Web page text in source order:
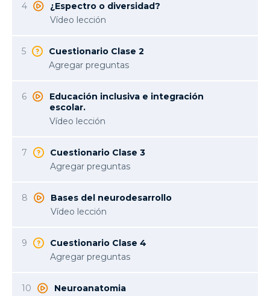
4
¿Espectro o diversidad?
Vídeo lección
5
Cuestionario Clase 2
Agregar preguntas
6
Educación inclusiva e integración
escolar.
Vídeo lección
7
Cuestionario Clase 3
Agregar preguntas
8
Bases del neurodesarrollo
Vídeo lección
9
Cuestionario Clase 4
Agregar preguntas
10
Neuroanatomia